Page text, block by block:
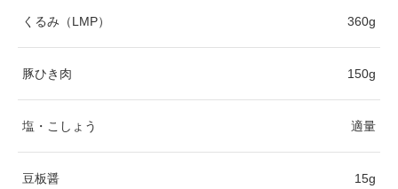
くるみ（LMP） 360g
豚ひき肉 150g
塩・こしょう 適量
豆板醤 15g